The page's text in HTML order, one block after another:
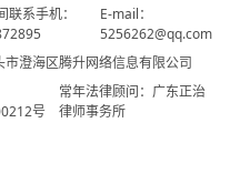
联系手机：
E-mail：
5256262@qq.com
澄海区腾升网络信息有限公司
号
常年法律顾问：广东正治
律师事务所